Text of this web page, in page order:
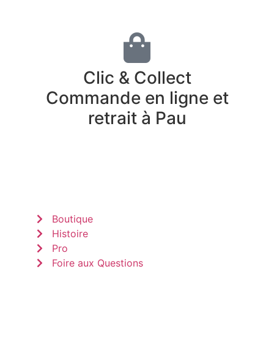
Clic & Collect
Commande en ligne et
retrait à Pau
Boutique
Histoire
Pro
Foire aux Questions